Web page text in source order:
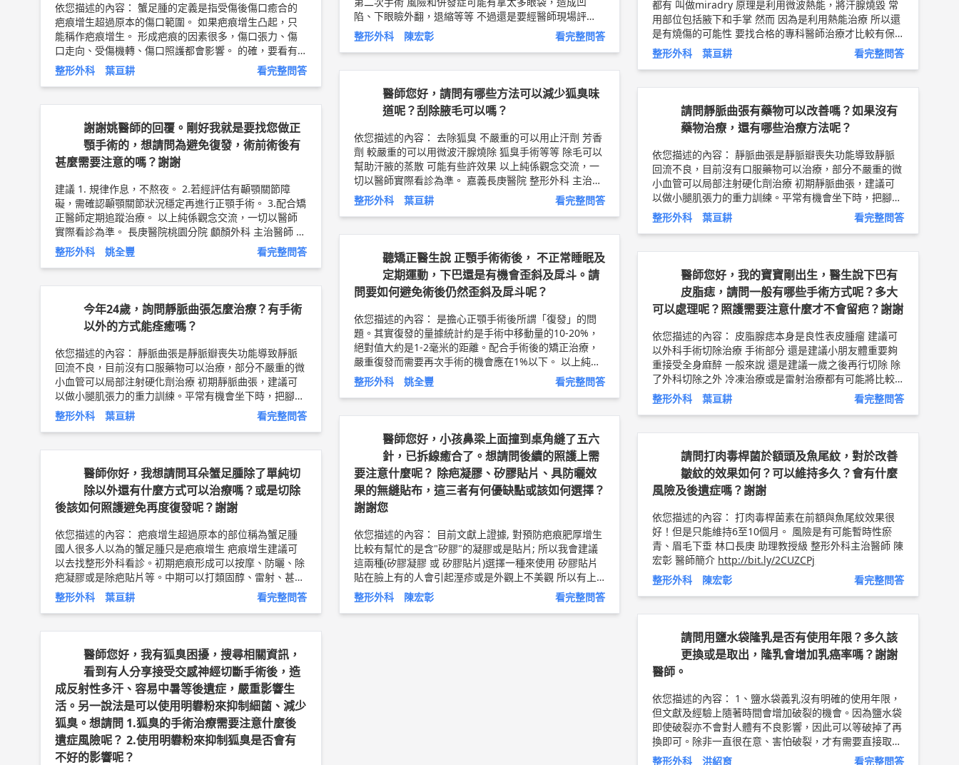
依您描述的內容： 蟹足腫的定義是指受傷後傷口癒合的
疤痕增生超過原本的傷口範圍。 如果疤痕增生凸起，只
能稱作疤痕增生。 形成疤痕的因素很多，傷口張力、傷
口走向、受傷機轉、傷口照護都會影響。 的確，要看有
沒有蟹足腫體質最簡單的方式，就是看卡介苗注射處，或
是其他有受過傷的地方。如果沒有瘋狂的疤痕增生，那機
疤痕很粗很醜還凸起怎麼辦。建議可以去找整形外科看
診。初期疤痕形成可以按摩、防曬、除疤凝膠或是除疤貼
片等。中期可以打類固醇、雷射、甚至放射線治療。到了
疤痕成熟後，還有手術切除重現縫合重新照顧一途！不過
還是要尋求專業，看到疤痕實際狀況才能給建議！ 希望
準。 嘉義長庚醫院 整形外科 主治醫師 葉亘耕 問8健康新
聞網 ►https://goo.gl/thHdOq 問8 Facebook ►http
s://goo.gl/UZt42U問8 醫學動畫 ►https://goo.gl/Fo
1lHQ
整形外科 葉亘耕 看完整問答
陷、下眼瞼外翻，退縮等等 不過還是要經醫師現場評
估，充分溝通。 林口長庚 助理教授級 整形外科主治醫師
陳宏彰 醫師簡介http://bit.ly/2CUZCPj
整形外科 陳宏彰 看完整問答
都有 叫做miradry 原理是利用微波熱能，將汗腺燒毀 常
用部位包括腋下和手掌 然而 因為是利用熱能治療 所以還
是有燒傷的可能性 要找合格的專科醫師治療才比較有保
障唷 以上純係觀念交流，一切以醫師實際看診為準。 嘉
義長庚醫院 整形外科 主治醫師 葉亘耕 問8健康新聞網 ►
l/UZt42U問8 醫學動畫 ►https://goo.gl/Fo1lHQ
整形外科 葉亘耕 看完整問答
醫師您好，請問有哪些方法可以減少狐臭味
道呢？刮除腋毛可以嗎？
依您描述的內容： 去除狐臭 不嚴重的可以用止汗劑 芳香
劑 較嚴重的可以用微波汗腺燒除 狐臭手術等等 除毛可以
幫助汗腋的蒸散 可能有些許效果 以上純係觀念交流，一
切以醫師實際看診為準。 嘉義長庚醫院 整形外科 主治醫
師 葉亘耕 醫師簡介 ►
整形外科 葉亘耕 看完整問答
請問靜脈曲張有藥物可以改善嗎？如果沒有
藥物治療，還有哪些治療方法呢？
依您描述的內容： 靜脈曲張是靜脈瓣喪失功能導致靜脈
回流不良，目前沒有口服藥物可以治療，部分不嚴重的微
小血管可以局部注射硬化劑治療 初期靜脈曲張，建議可
以做小腿肌張力的重力訓練。平常有機會坐下時，把腳墊
高。 到了中期靜脈曲張，建議要穿彈性襪或是彈性繃帶
纏腳和小腿。建議可以穿500丹左右的彈性襪，給予腿部
工作結束，休息時。 更嚴重的靜脈曲張，建議要手術。
將淺層靜脈切除或是將穿通枝靜脈燒灼，手術方式就因醫
師而異了。 嚴重靜脈曲張容易有靜脈性潰瘍傷口，有傷
口要盡快就醫 以上純係觀念交流，一切以醫師實際看診
為準。 嘉義長庚醫院 整形外科 主治醫師 葉亘耕 醫師簡
整形外科 葉亘耕 看完整問答
謝謝姚醫師的回覆。剛好我就是要找您做正
顎手術的，想請問為避免復發，術前術後有
甚麼需要注意的嗎？謝謝
建議 1. 規律作息，不熬夜。 2.若經評估有顳顎關節障
礙，需確認顳顎關節狀況穩定再進行正顎手術。 3.配合矯
正醫師定期追蹤治療。 以上純係觀念交流，一切以醫師
實際看診為準。 長庚醫院桃園分院 顱顏外科 主治醫師 姚
全豐 醫師簡介 ◆
整形外科 姚全豐 看完整問答
聽矯正醫生說 正顎手術術後， 不正常睡眠及
定期運動，下巴還是有機會歪斜及戽斗。請
問要如何避免術後仍然歪斜及戽斗呢？
依您描述的內容： 是擔心正顎手術後所謂「復發」的問
題。其實復發的量據統計約是手術中移動量的10-20%，
絕對值大約是1-2毫米的距離。配合手術後的矯正治療，
嚴重復發而需要再次手術的機會應在1%以下。 以上純係
觀念交流，一切以醫師實際看診為準。 長庚醫院桃園分
http://bit.ly/2
整形外科 姚全豐 看完整問答
醫師您好，我的寶寶剛出生，醫生說下巴有
皮脂痣，請問一般有哪些手術方式呢？多大
可以處理呢？照護需要注意什麼才不會留疤？謝謝
依您描述的內容： 皮脂腺痣本身是良性表皮腫瘤 建議可
以外科手術切除治療 手術部分 還是建議小朋友體重要夠
重接受全身麻醉 一般來說 還是建議一歲之後再行切除 除
了外科切除之外 冷凍治療或是雷射治療都有可能將比較
表淺的部分治好 但是這部分就要小朋友可以配合局部麻
醉 疤痕部分 難免一定會有疤痕 只是嚴重程度有差別 身為
好好照顧 配合手術後良好的縫合和適當肉毒桿菌素注射
可以減緩疤痕的形成 以上純係觀念交流，一切以醫師實
際看診為準。 嘉義長庚醫院 整形外科 主治醫師 葉亘耕
問8健康新聞網 ►https://goo.gl/thHdOq問8 Faceboo
k ►https://goo.gl/UZt42U
整形外科 葉亘耕 看完整問答
今年24歲，詢問靜脈曲張怎麼治療？有手術
以外的方式能痊癒嗎？
依您描述的內容： 靜脈曲張是靜脈瓣喪失功能導致靜脈
回流不良，目前沒有口服藥物可以治療，部分不嚴重的微
小血管可以局部注射硬化劑治療 初期靜脈曲張，建議可
以做小腿肌張力的重力訓練。平常有機會坐下時，把腳墊
高。 到了中期靜脈曲張，建議要穿彈性襪或是彈性繃帶
纏腳和小腿。建議可以穿500丹左右的彈性襪，給予腿部
工作結束，休息時。 更嚴重的靜脈曲張，建議要手術。
將淺層靜脈切除或是將穿通枝靜脈燒灼，手術方式就因醫
師而異了。 嚴重靜脈曲張容易有靜脈性潰瘍傷口，有傷
口要盡快就醫 以上純係觀念交流，一切以醫師實際看診
為準。 嘉義長庚醫院 整形外科 主治醫師 葉亘耕 醫師簡
整形外科 葉亘耕 看完整問答
醫師您好，小孩鼻梁上面撞到桌角縫了五六
針，已拆線癒合了。想請問後續的照護上需
要注意什麼呢？ 除疤凝膠、矽膠貼片、具防曬效
果的無縫貼布，這三者有何優缺點或該如何選擇？
謝謝您
依您描述的內容： 目前文獻上證據, 對預防疤痕肥厚增生
比較有幫忙的是含"矽膠"的凝膠或是貼片; 所以我會建議
這兩種(矽膠凝膠 或 矽膠貼片)選擇一種來使用 矽膠貼片
貼在臉上有的人會引起溼疹或是外觀上不美觀 所以有上
述顧慮的人建議使用矽膠凝膠 使用方法:一天早晚各一次,
覆蓋在疤痕上, 不用塗太厚, 使用至少半年 (疤痕成熟需要
整形外科 陳宏彰 看完整問答
請問打肉毒桿菌於額頭及魚尾紋，對於改善
皺紋的效果如何？可以維持多久？會有什麼
風險及後遺症嗎？謝謝
依您描述的內容： 打肉毒桿菌素在前額與魚尾紋效果很
好！但是只能維持6至10個月。 風險是有可能暫時性瘀
青、眉毛下垂 林口長庚 助理教授級 整形外科主治醫師 陳
宏彰 醫師簡介 http://bit.ly/2CUZCPj
整形外科 陳宏彰
看完整問答
醫師你好，我想請問耳朵蟹足腫除了單純切
除以外還有什麼方式可以治療嗎？或是切除
後該如何照護避免再度復發呢？謝謝
依您描述的內容： 疤痕增生超過原本的部位稱為蟹足腫
國人很多人以為的蟹足腫只是疤痕增生 疤痕增生建議可
以去找整形外科看診。初期疤痕形成可以按摩、防曬、除
疤凝膠或是除疤貼片等。中期可以打類固醇、雷射、甚至
放射線治療。到了疤痕成熟後，還有手術切除重現縫合重
新照顧一途！不過還是要尋求專業，看到疤痕實際狀況才
準。 嘉義長庚醫院 整形外科 主治醫師 葉亘耕 問8健康新
聞網 ►https://goo.gl/thHdOq 問8 Facebook ►http
s://goo.gl/UZt42U 問8 醫學動畫 ►https://goo.gl/Fo
整形外科 葉亘耕 看完整問答
請問用鹽水袋隆乳是否有使用年限？多久該
更換或是取出，隆乳會增加乳癌率嗎？謝謝
醫師。
依您描述的內容： 1、鹽水袋義乳沒有明確的使用年限，
但文獻及經驗上隨著時間會增加破裂的機會。因為鹽水袋
即使破裂亦不會對人體有不良影響，因此可以等破掉了再
換即可。除非一直很在意、害怕破裂，才有需要直接取出
更換。現今義乳材質較常使用果凍矽膠，破裂的機會大幅
整形外科 洪紹育 看完整問答
醫師您好，我有狐臭困擾，搜尋相關資訊，
看到有人分享接受交感神經切斷手術後，造
成反射性多汗、容易中暑等後遺症，嚴重影響生
活。另一說法是可以使用明礬粉來抑制細菌、減少
狐臭。想請問 1.狐臭的手術治療需要注意什麼後
遺症風險呢？ 2.使用明礬粉來抑制狐臭是否會有
不好的影響呢？